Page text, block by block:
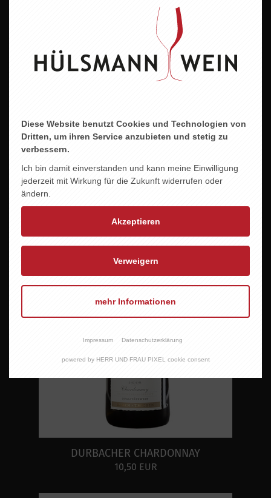
CASTELFEDER CHARDONNAY -DOSS-
12,95 EUR
DURBACHER CHARDONNAY
10,50 EUR
Diese Website benutzt Cookies und Technologien von
Dritten, um ihren Service anzubieten und stetig zu
verbessern.
Ich bin damit einverstanden und kann meine Einwilligung
jederzeit mit Wirkung für die Zukunft widerrufen oder
ändern.
Akzeptieren
Verweigern
mehr Informationen
Impressum Datenschutzerklärung
powered by HERR UND FRAU PIXEL cookie consent